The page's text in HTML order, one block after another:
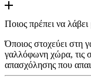
Ποιος πρέπει να
Όποιος στοχεύει στη
γαλλόφωνη χώρα, τις
απασχόλησης που